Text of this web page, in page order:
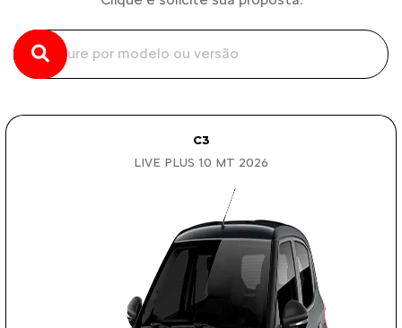
C3
LIVE PLUS 1.0 MT 2026